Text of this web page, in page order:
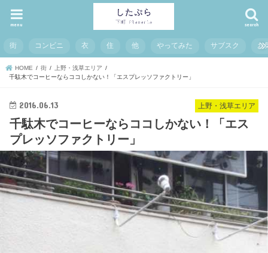
search
menu
街 コンビニ 衣 住 他 やってみた サブスク お
HOME 街
上野・浅草エリア
千駄木でコーヒーならココしかない！「エスプレッソファクトリー」
上野・浅草エリア
2016.06.13
千駄木でコーヒーならココしかない！「エス
プレッソファクトリー」